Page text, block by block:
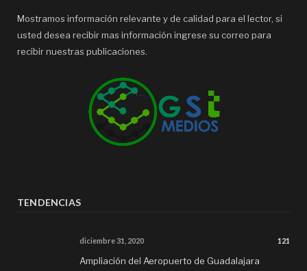
Mostramos información relevante y de calidad para el lector, si
usted desea recibir mas información ingrese su correo para
recibir nuestras publicaciones.
TENDENCIAS
diciembre 31, 2020 121
Ampliación del Aeropuerto de Guadalajara